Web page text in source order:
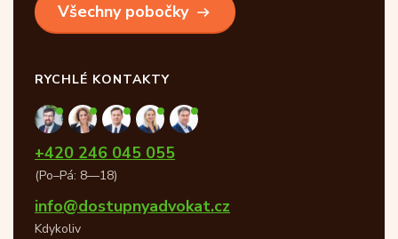
Všechny pobočky
RYCHLÉ KONTAKTY
+420 246 045 055
(Po–Pá: 8—18)
info@dostupnyadvokat.cz
Kdykoliv